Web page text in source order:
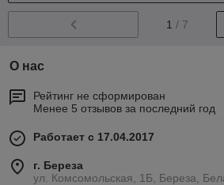
1 / 7
О нас
Рейтинг не сформирован
Менее 5 отзывов за последний год
Работает с 17.04.2017
г. Береза
ул. Комсомольская, 1Б, Береза,